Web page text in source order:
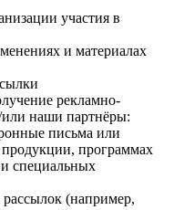
участия в
и материалах
рекламно-
наши партнёры:
письма или
программах
специальных
рассылок (например,